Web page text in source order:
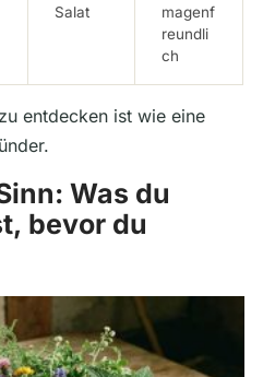
Salat
magenf
reundli
ch
entdecken ist wie eine
Was du
bevor du